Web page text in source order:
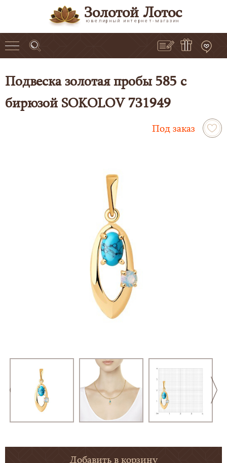
Золотой Лотос
ювелирный интернет-магазин
Подвеска золотая пробы 585 с
бирюзой SOKOLOV 731949
Под заказ
Добавить в корзину